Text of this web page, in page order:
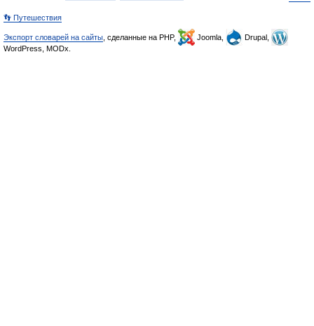
👣 Путешествия
Экспорт словарей на сайты , сделанные на PHP, Joomla,
Drupal,
WordPress, MODx.